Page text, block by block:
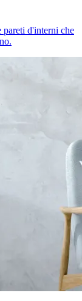
pareti d'interni che